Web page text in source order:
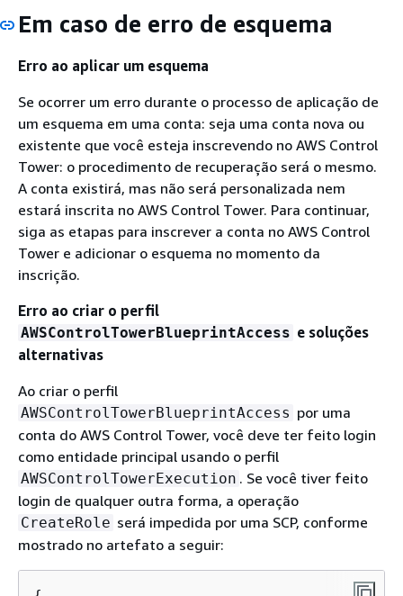
Em caso de erro de esquema
Erro ao aplicar um esquema
Se ocorrer um erro durante o processo de aplicação de
um esquema em uma conta: seja uma conta nova ou
existente que você esteja inscrevendo no AWS Control
Tower: o procedimento de recuperação será o mesmo.
A conta existirá, mas não será personalizada nem
estará inscrita no AWS Control Tower. Para continuar,
siga as etapas para inscrever a conta no AWS Control
Tower e adicionar o esquema no momento da
inscrição.
Erro ao criar o perfil
AWSControlTowerBlueprintAccess e soluções
alternativas
Ao criar o perfil
AWSControlTowerBlueprintAccess por uma
conta do AWS Control Tower, você deve ter feito login
como entidade principal usando o perfil
AWSControlTowerExecution . Se você tiver feito
login de qualquer outra forma, a operação
CreateRole será impedida por uma SCP, conforme
mostrado no artefato a seguir: